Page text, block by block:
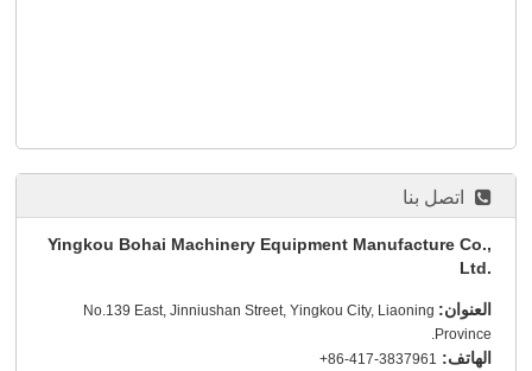
اتصل بنا
Yingkou Bohai Machinery Equipment Manufacture Co.,
Ltd.
العنوان: No.139 East, Jinniushan Street, Yingkou City, Liaoning
Province.
الهاتف: +86-417-3837961